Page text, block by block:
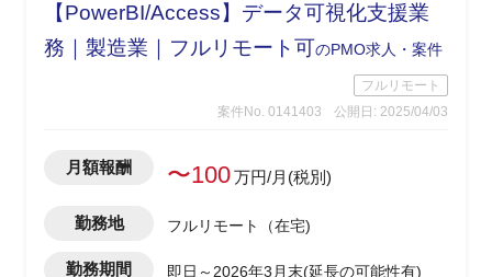
【PowerBI/Access】データ可視化支援業
務｜製造業｜フルリモート可のPMO求人・案件
フルリモート
案件No. 0141403
公開日: 2025/04/03
月額報酬 〜100万円/月(税別)
勤務地 フルリモート（在宅)
勤務期間 即日～2026年3月末(延長の可能性有)